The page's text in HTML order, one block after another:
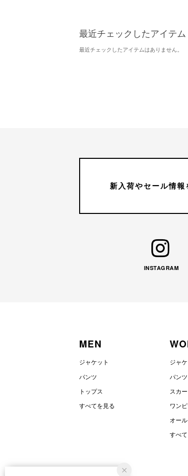
最近チェックしたアイテム
最近チェックしたアイテムはありません。
新入荷やセール情報
INSTAGRAM
MEN
ジャケット
パンツ
トップス
すべてを見る
ジャケ
パンツ
スカー
ワン
オー
すべ